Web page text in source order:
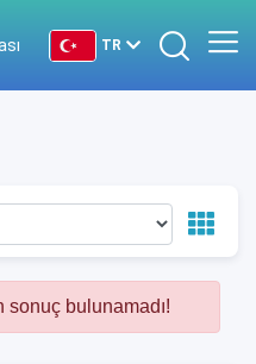
TR
DE
RU
sonuç bulunamadı!